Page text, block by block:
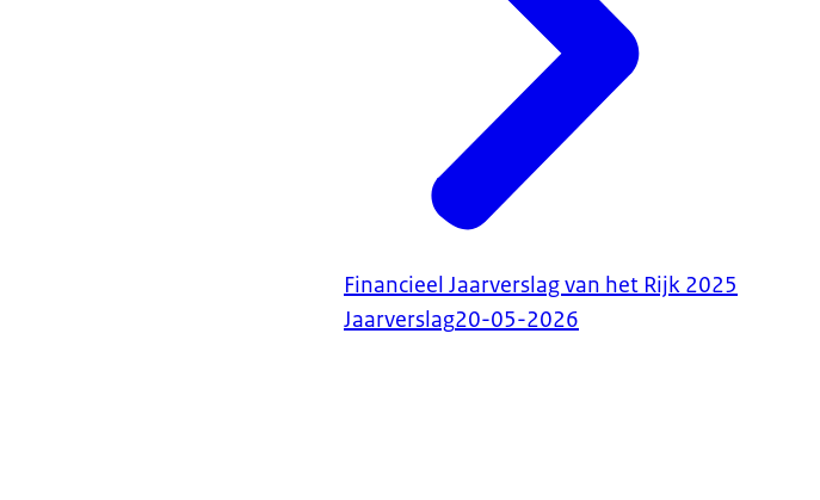
Financieel Jaarverslag van het Rijk 2025
Jaarverslag20-05-2026